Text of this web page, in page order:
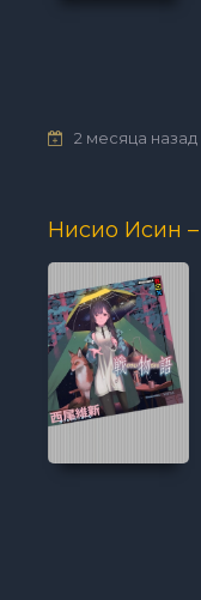
2 месяца назад